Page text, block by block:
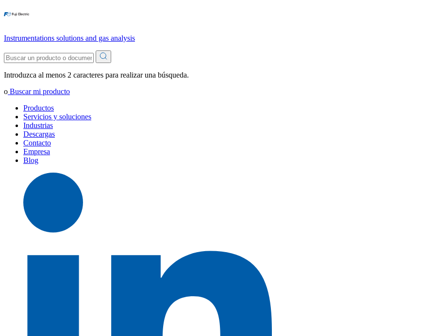
Instrumentations solutions and gas analysis
Introduzca al menos 2 caracteres para realizar una búsqueda.
o Buscar mi producto
Productos
Servicios y soluciones
Industrias
Descargas
Contacto
Empresa
Blog